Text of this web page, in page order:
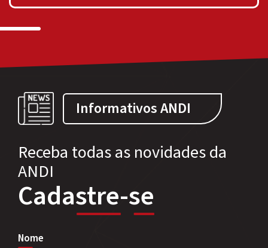
Informativos ANDI
Receba todas as novidades da
ANDI
Cadastre-se
Nome